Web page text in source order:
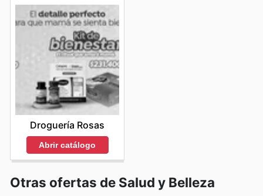
Droguería Rosas
Abrir catálogo
Otras ofertas de Salud y Belleza